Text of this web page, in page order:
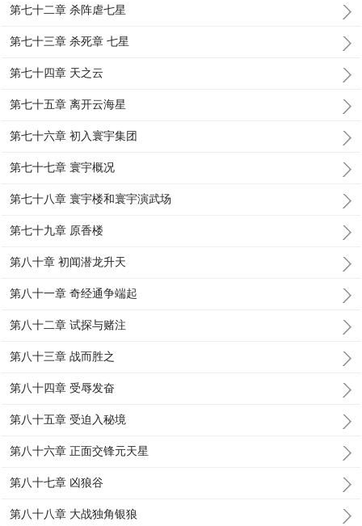
第七十二章 杀阵虐七星
第七十三章 杀死章 七星
第七十四章 天之云
第七十五章 离开云海星
第七十六章 初入寰宇集团
第七十七章 寰宇概况
第七十八章 寰宇楼和寰宇演武场
第七十九章 原香楼
第八十章 初闻潜龙升天
第八十一章 奇经通争端起
第八十二章 试探与赌注
第八十三章 战而胜之
第八十四章 受辱发奋
第八十五章 受迫入秘境
第八十六章 正面交锋元天星
第八十七章 凶狼谷
第八十八章 大战独角银狼